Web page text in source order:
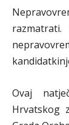
Ovaj
Hrvatskog